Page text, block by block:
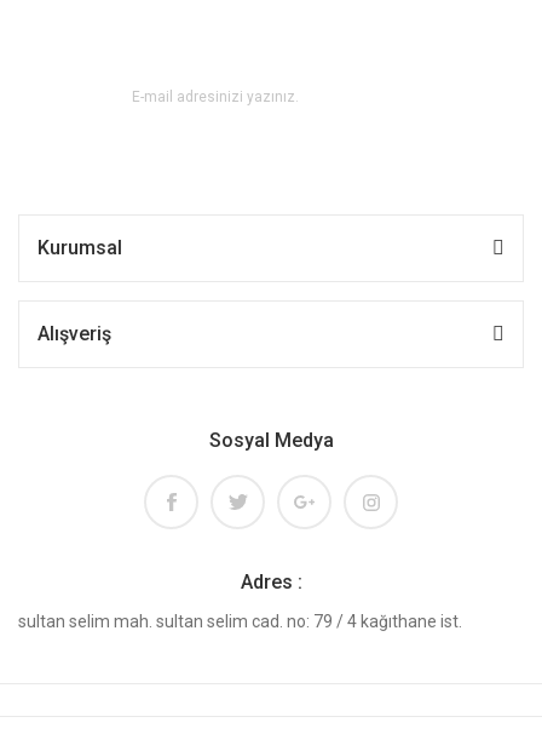
Kurumsal
Alışveriş
Sosyal Medya
Adres :
sultan selim mah. sultan selim cad. no: 79 / 4 kağıthane ist.